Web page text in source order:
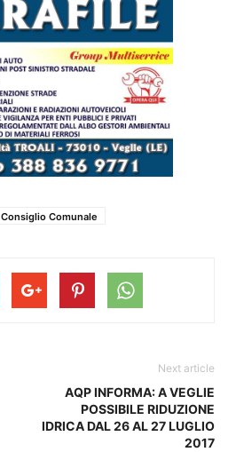
Consiglio Comunale
Next article
AQP INFORMA: A VEGLIE
POSSIBILE RIDUZIONE
IDRICA DAL 26 AL 27 LUGLIO
2017